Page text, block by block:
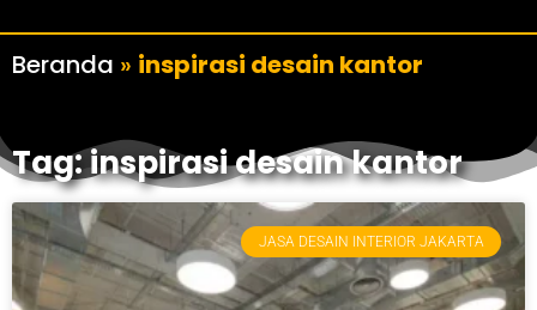
Beranda » inspirasi desain kantor
Tag: inspirasi desain kantor
JASA DESAIN INTERIOR JAKARTA